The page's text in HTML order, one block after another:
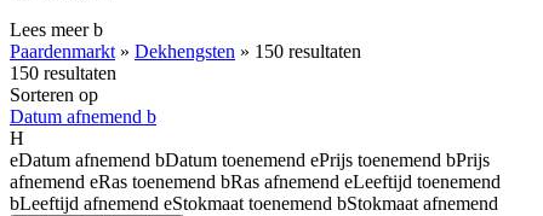
Lees meerb
Paardenmarkt » Dekhengsten » 150 resultaten
150 resultaten
Sorteren op
Datum afnemend b
H
eDatum afnemend bDatum toenemend ePrijs toenemend bPrijs
afnemend eRas toenemend bRas afnemend eLeeftijd toenemend
bLeeftijd afnemend eStokmaat toenemend bStokmaat afnemend